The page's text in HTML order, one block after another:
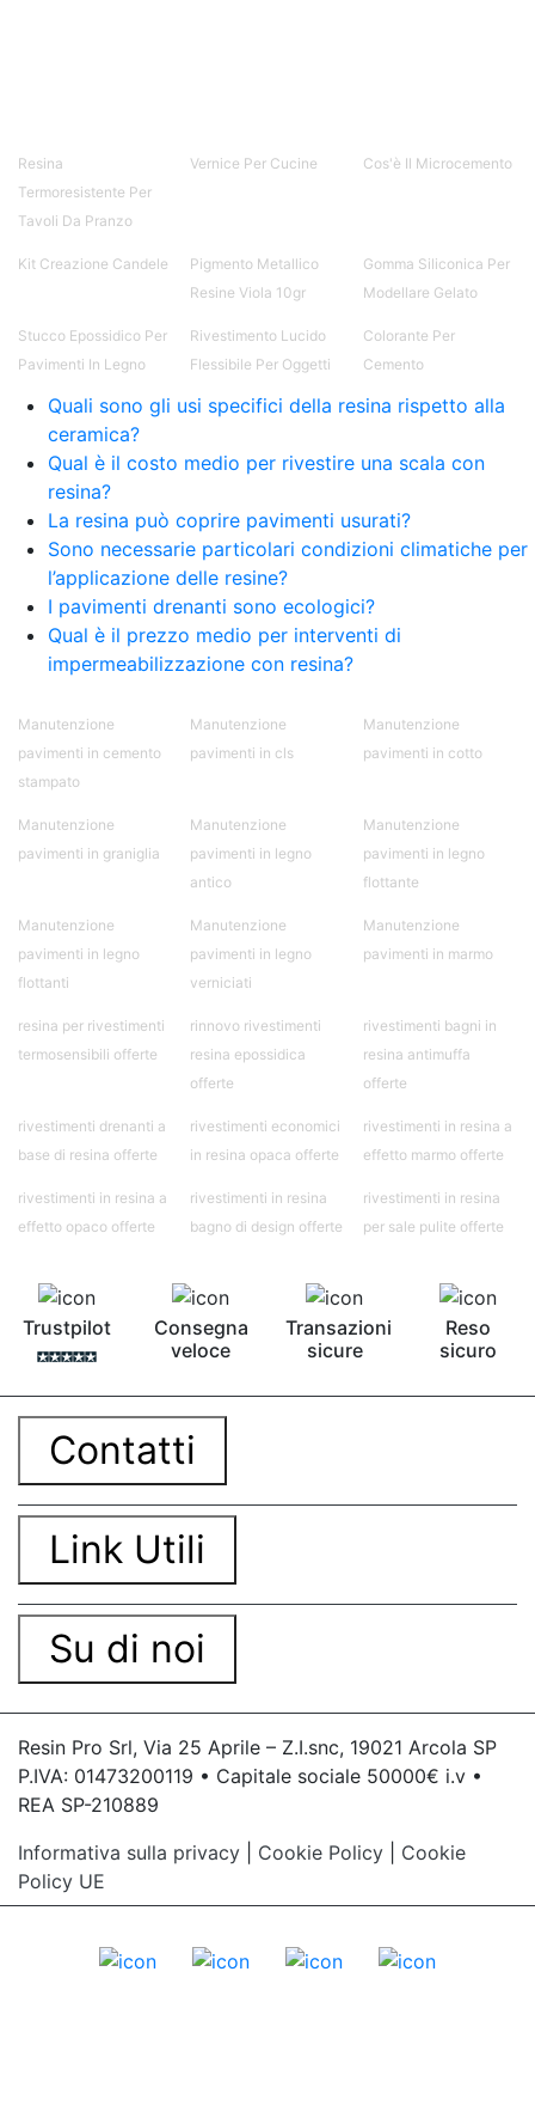
Resina
Termoresistente Per
Tavoli Da Pranzo
Vernice Per Cucine Cos'è Il Microcemento
Kit Creazione Candele
Pigmento Metallico
Resine Viola 10gr
Gomma Siliconica Per
Modellare Gelato
Stucco Epossidico Per
Pavimenti In Legno
Rivestimento Lucido
Flessibile Per Oggetti
Colorante Per
Cemento
Quali sono gli usi specifici della resina rispetto alla
ceramica?
Qual è il costo medio per rivestire una scala con
resina?
La resina può coprire pavimenti usurati?
Sono necessarie particolari condizioni climatiche per
l’applicazione delle resine?
I pavimenti drenanti sono ecologici?
Qual è il prezzo medio per interventi di
impermeabilizzazione con resina?
Manutenzione
pavimenti in cemento
stampato
Manutenzione
pavimenti in cls
Manutenzione
pavimenti in cotto
Manutenzione
pavimenti in graniglia
Manutenzione
pavimenti in legno
antico
Manutenzione
pavimenti in legno
flottante
Manutenzione
pavimenti in legno
flottanti
Manutenzione
pavimenti in legno
verniciati
Manutenzione
pavimenti in marmo
resina per rivestimenti
termosensibili offerte
rinnovo rivestimenti
resina epossidica
offerte
rivestimenti bagni in
resina antimuffa
offerte
rivestimenti drenanti a
base di resina offerte
rivestimenti economici
in resina opaca offerte
rivestimenti in resina a
effetto marmo offerte
rivestimenti in resina a
effetto opaco offerte
rivestimenti in resina
bagno di design offerte
rivestimenti in resina
per sale pulite offerte
Trustpilot
Consegna
veloce
Transazioni
sicure
Reso
sicuro
Contatti
Link Utili
Su di noi
Resin Pro Srl, Via 25 Aprile – Z.I.snc, 19021 Arcola SP
P.IVA: 01473200119 • Capitale sociale 50000€ i.v •
REA SP-210889
Informativa sulla privacy
Cookie Policy
Cookie
Policy UE